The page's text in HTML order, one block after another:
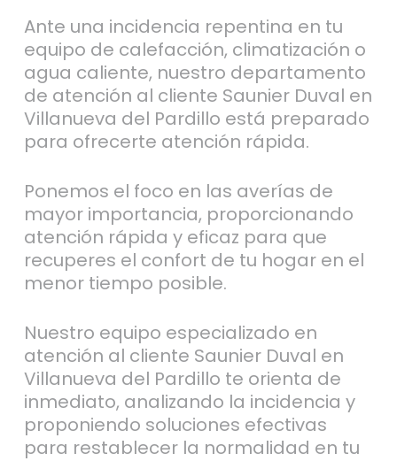
Ante una incidencia repentina en tu
equipo de calefacción, climatización o
agua caliente, nuestro departamento
de atención al cliente Saunier Duval en
Villanueva del Pardillo está preparado
para ofrecerte atención rápida.
Ponemos el foco en las averías de
mayor importancia, proporcionando
atención rápida y eficaz para que
recuperes el confort de tu hogar en el
menor tiempo posible.
Nuestro equipo especializado en
atención al cliente Saunier Duval en
Villanueva del Pardillo te orienta de
inmediato, analizando la incidencia y
proponiendo soluciones efectivas
para restablecer la normalidad en tu